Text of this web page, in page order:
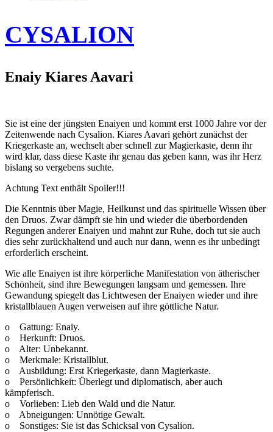
CYSALION
Enaiy Kiares Aavari
Sie ist eine der jüngsten Enaiyen und kommt erst 1000 Jahre vor der
Zeitenwende nach Cysalion. Kiares Aavari gehört zunächst der
Kriegerkaste an, wechselt aber schnell zur Magierkaste, denn ihr
wird klar, dass diese Kaste ihr genau das geben kann, was ihr Herz
bislang so vergebens suchte.
Achtung Text enthält Spoiler!!!
Die Kenntnis über Magie, Heilkunst und das spirituelle Wissen über
den Druos. Zwar dämpft sie hin und wieder die überbordenden
Regungen anderer Enaiyen und mahnt zur Ruhe, doch tut sie auch
dies sehr zurückhaltend und auch nur dann, wenn es ihr unbedingt
erforderlich erscheint.
Wie alle Enaiyen ist ihre körperliche Manifestation von ätherischer
Schönheit, sind ihre Bewegungen langsam und gemessen. Ihre
Gewandung spiegelt das Lichtwesen der Enaiyen wieder und ihre
kristallblauen Augen verweisen auf ihre göttliche Natur.
o Gattung: Enaiy.
o Herkunft: Druos.
o Alter: Unbekannt.
o Merkmale: Kristallblut.
o Ausbildung: Erst Kriegerkaste, dann Magierkaste.
o Persönlichkeit: Überlegt und diplomatisch, aber auch
kämpferisch.
o Vorlieben: Lieb den Wald und die Natur.
o Abneigungen: Unnötige Gewalt.
o Sonstiges: Sie ist das Schicksal von Cysalion.